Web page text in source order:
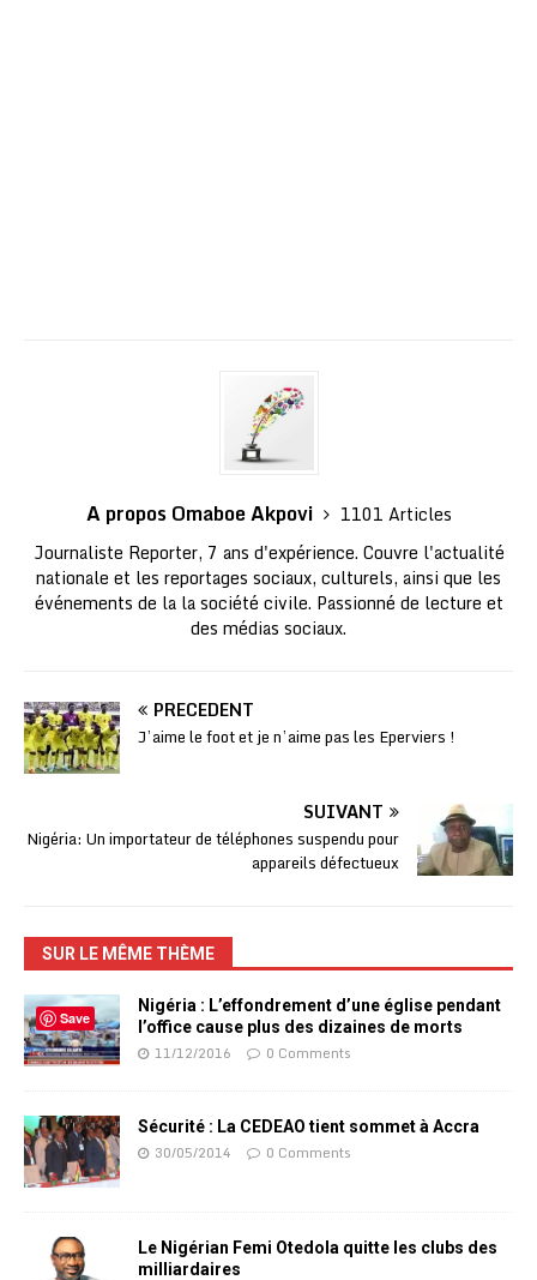
A propos Omaboe Akpovi
1101 Articles
Journaliste Reporter, 7 ans d'expérience. Couvre l'actualité
nationale et les reportages sociaux, culturels, ainsi que les
événements de la la société civile. Passionné de lecture et
des médias sociaux.
PRÉCÉDENT
J’aime le foot et je n’aime pas les Eperviers !
SUIVANT
Nigéria: Un importateur de téléphones suspendu pour
appareils défectueux
SUR LE MÊME THÈME
Nigéria : L’effondrement d’une église pendant
l’office cause plus des dizaines de morts
11/12/2016 0 Comments
Sécurité : La CEDEAO tient sommet à Accra
30/05/2014 0 Comments
Le Nigérian Femi Otedola quitte les clubs des
milliardaires
Save